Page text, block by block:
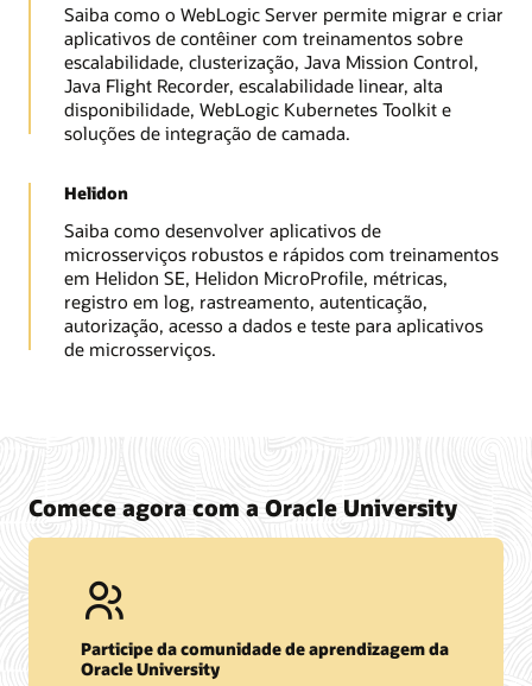
Saiba como o WebLogic Server permite migrar e criar
aplicativos de contêiner com treinamentos sobre
escalabilidade, clusterização, Java Mission Control,
Java Flight Recorder, escalabilidade linear, alta
disponibilidade, WebLogic Kubernetes Toolkit e
soluções de integração de camada.
Helidon
Saiba como desenvolver aplicativos de
microsserviços robustos e rápidos com treinamentos
em Helidon SE, Helidon MicroProfile, métricas,
registro em log, rastreamento, autenticação,
autorização, acesso a dados e teste para aplicativos
de microsserviços.
Comece agora com a Oracle University
Participe da comunidade de aprendizagem da
Oracle University